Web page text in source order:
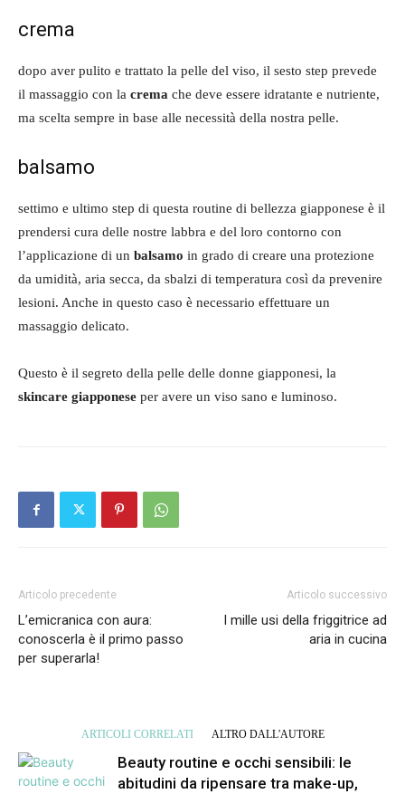
crema
dopo aver pulito e trattato la pelle del viso, il sesto step prevede
il massaggio con la crema che deve essere idratante e nutriente,
ma scelta sempre in base alle necessità della nostra pelle.
balsamo
settimo e ultimo step di questa routine di bellezza giapponese è il
prendersi cura delle nostre labbra e del loro contorno con
l’applicazione di un balsamo in grado di creare una protezione
da umidità, aria secca, da sbalzi di temperatura così da prevenire
lesioni. Anche in questo caso è necessario effettuare un
massaggio delicato.
Questo è il segreto della pelle delle donne giapponesi, la
skincare giapponese per avere un viso sano e luminoso.
Articolo precedente
L’emicranica con aura:
conoscerla è il primo passo
per superarla!
Articolo successivo
I mille usi della friggitrice ad
aria in cucina
ARTICOLI CORRELATI ALTRO DALL'AUTORE
Beauty routine e occhi sensibili: le
abitudini da ripensare tra make-up,